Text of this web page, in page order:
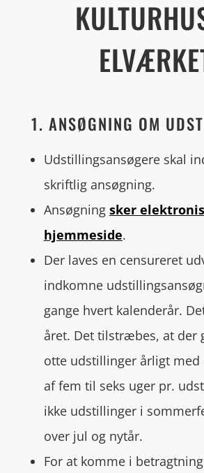
1. ANSØGNING OM
Udstillingsansøgere skal
skriftlig ansøgning.
Ansøgning sker
hjemmeside.
Der laves en censureret
indkomne
gange hvert kalenderår.
året. Det tilstræbes, at der
otte udstillinger årligt med
af fem til seks uger pr.
ikke udstillinger i
over jul og nytår.
For at komme i